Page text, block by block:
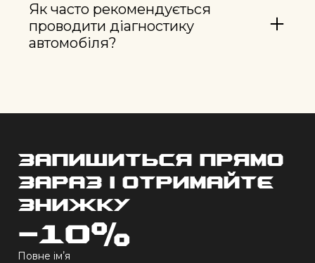
Як часто рекомендується
проводити діагностику
автомобіля?
Запишиться прямо
зараз і отримайте
знижку
-10%
Повне імʼя